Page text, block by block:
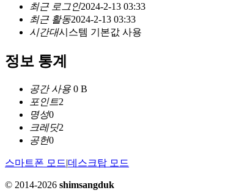
최근 로그인2024-2-13 03:33
최근 활동2024-2-13 03:33
시간대시스템 기본값 사용
정보 통계
공간 사용 0 B
포인트2
명성0
크레딧2
공헌0
스마트폰 모드|데스크탑 모드
© 2014-2026 shimsangduk